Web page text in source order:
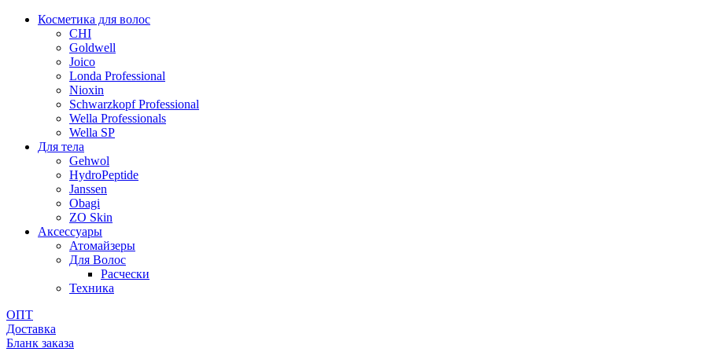
Косметика для волос
CHI
Goldwell
Joico
Londa Professional
Nioxin
Schwarzkopf Professional
Wella Professionals
Wella SP
Для тела
Gehwol
HydroPeptide
Janssen
Obagi
ZO Skin
Aксессуары
Атомайзеры
Для Волос
Расчески
Техника
ОПТ
Доставка
Бланк заказа